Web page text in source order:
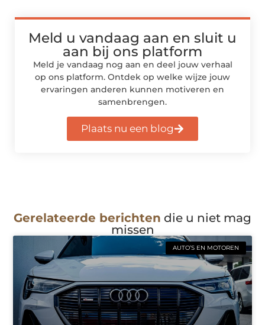
Meld u vandaag aan en sluit u
aan bij ons platform
Meld je vandaag nog aan en deel jouw verhaal
op ons platform. Ontdek op welke wijze jouw
ervaringen anderen kunnen motiveren en
samenbrengen.
Plaats nu een blog
Gerelateerde berichten die u niet mag
missen
AUTO’S EN MOTOREN